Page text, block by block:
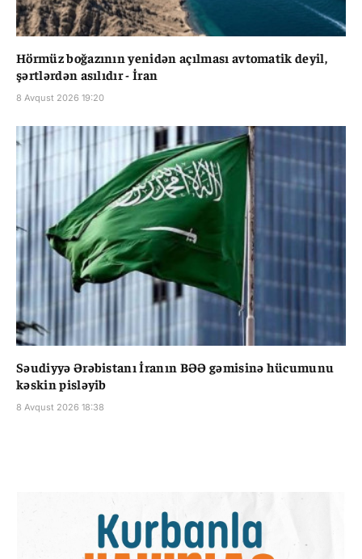
Hörmüz boğazının yenidən açılması avtomatik deyil,
şərtlərdən asılıdır - İran
8 Avqust 2026 19:20
Səudiyyə Ərəbistanı İranın BƏƏ gəmisinə hücumunu
kəskin pisləyib
8 Avqust 2026 18:38